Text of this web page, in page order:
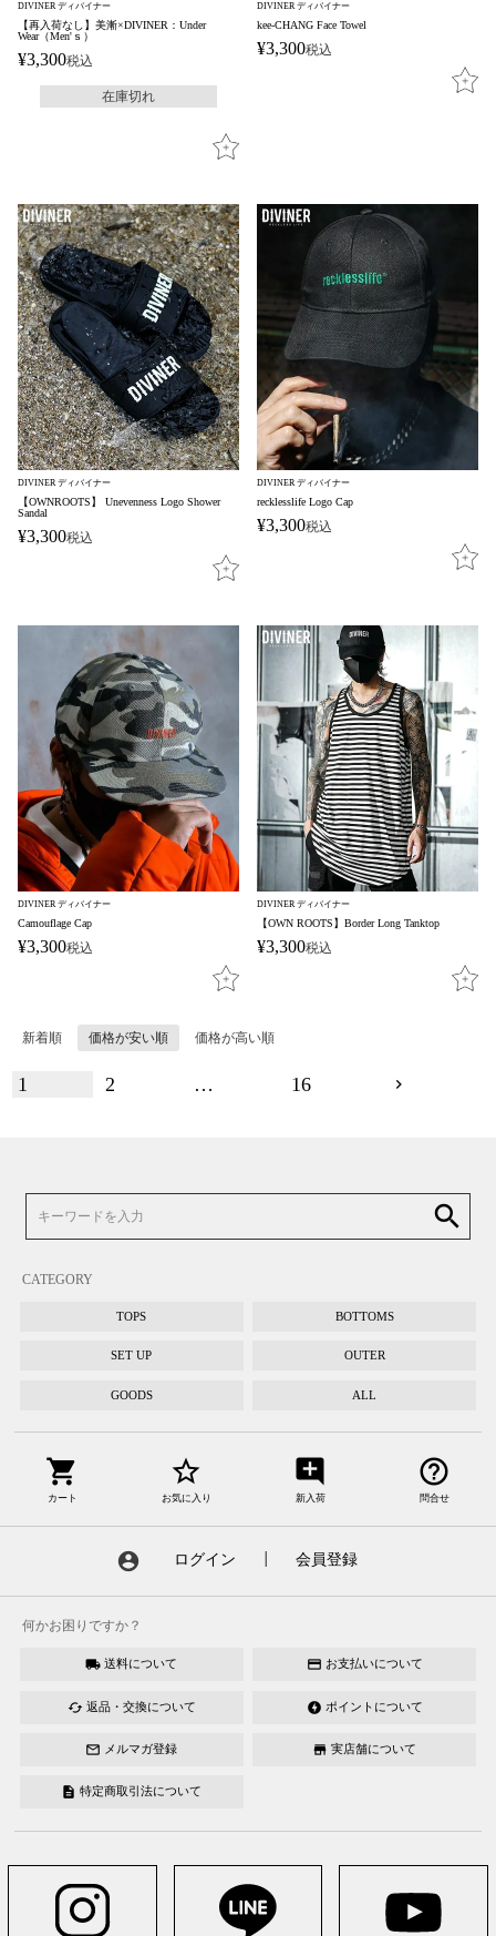
DIVINER ディバイナー
【再入荷なし】美漸×DIVINER：Under
Wear（Men'ｓ）
¥3,300税込
在庫切れ
DIVINER ディバイナー
kee-CHANG Face Towel
¥3,300税込
DIVINER ディバイナー
【OWNROOTS】 Unevenness Logo Shower
Sandal
¥3,300税込
DIVINER ディバイナー
recklesslife Logo Cap
¥3,300税込
DIVINER ディバイナー
Camouflage Cap
¥3,300税込
DIVINER ディバイナー
【OWN ROOTS】Border Long Tanktop
¥3,300税込
新着順 価格が安い順 価格が高い順
1 2 … 16
search
CATEGORY
TOPS BOTTOMS
SET UP OUTER
GOODS ALL
shopping_cart
カート
star_border
お気に入り
add_comment
新入荷
help_outline
問合せ
account_circle ログイン 会員登録
何かお困りですか？
local_shipping 送料について credit_card お支払いについて
cached 返品・交換について offline_bolt ポイントについて
mail_outline メルマガ登録 store 実店舗について
description 特定商取引法について